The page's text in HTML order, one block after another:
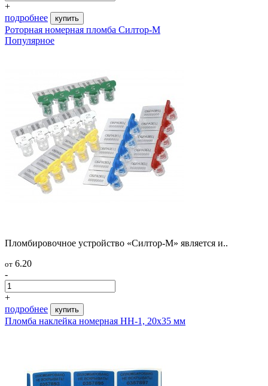
+
подробнее
купить
Роторная номерная пломба Силтор-М
Популярное
Пломбировочное устройство «Силтор-М» является и..
от 6.20
-
+
подробнее
купить
Пломба наклейка номерная НН-1, 20x35 мм